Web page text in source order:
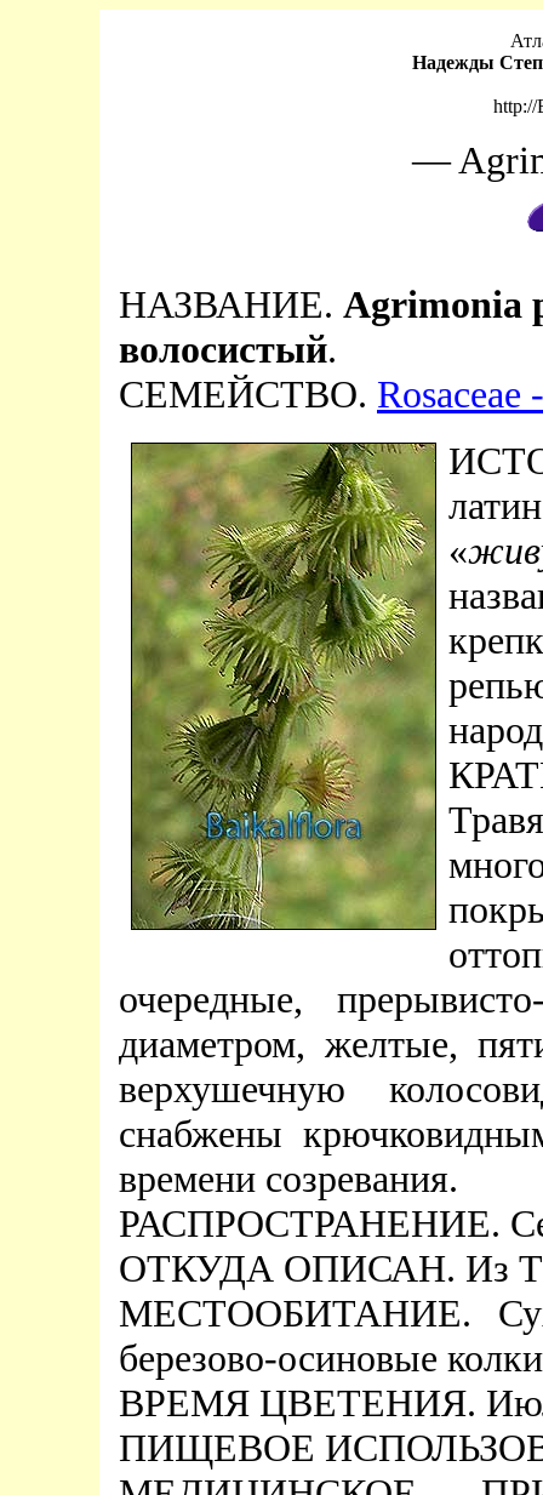
Надежды
http://
—
НАЗВАНИЕ. Agrimonia
волосистый.
СЕМЕЙСТВО. Rosaceae
«
очередные,
диаметром, желтые,
верхушечную
снабжены
времени созревания.
РАСПРОСТРАНЕНИЕ.
ОТКУДА ОПИСАН. Из
МЕСТООБИТАНИЕ.
березово-осиновые
ВРЕМЯ ЦВЕТЕНИЯ.
ПИЩЕВОЕ